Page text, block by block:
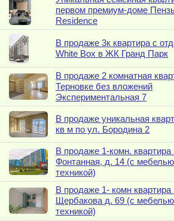
первом премиум-доме
Residence
В продаже 3к квартира с
White Box в ЖК Гранд Парк
В продаже 2 комнатная
Терновке без вложений
Экспериментальная 7
В продаже уникальная
кв м по ул. Бородина 2
В продаже 1-комн. квартира
Фонтанная, д. 14 (с
техникой)
В продаже 1- комн квартира
Щербакова д. 69 (с
техникой)